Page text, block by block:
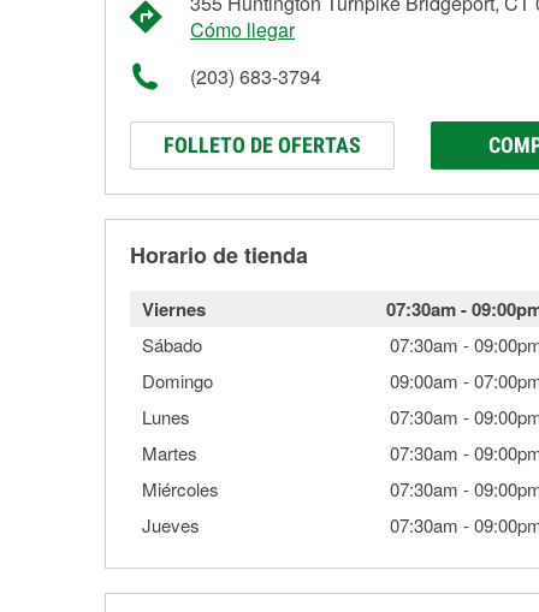
Cómo llegar
(203) 683-3794
FOLLETO DE OFERTAS
Horario de tienda
Viernes 07:30am-
Sábado 07:30am -
Domingo
09:00am -
Lunes
07:30am -
Martes
07:30am -
Miércoles
07:30am -
Jueves
07:30am -